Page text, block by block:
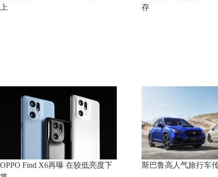
上
存
OPPO Find X6再曝 在较低亮度下
斯巴鲁高人气旅行车